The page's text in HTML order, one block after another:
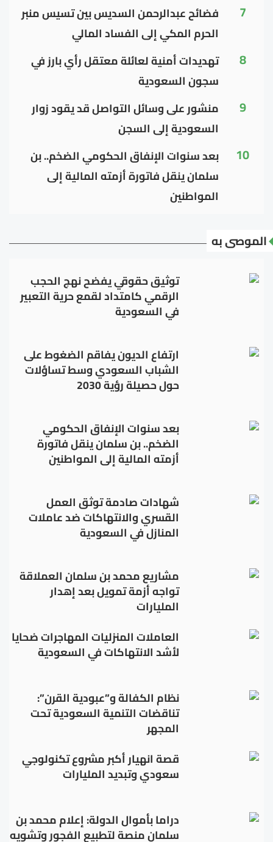
7
فضائح عبدالرحمن السديس بين تسيس منبر
الحرم المكي إلى الفساد المالي
8
تهديدات أمنية لعائلة معتقل رأي بارز في
سجون السعودية
9
منشور على وسائل التواصل قد يقود زوار
السعودية إلى السجن
10
بعد سنوات الإنفاق الحكومي الضخم.. بن
سلمان ينقل فاتورة أزمته المالية إلى
المواطنين
الموصى به
توثيق حقوقي يفضح نهج الحجب
الرقمي كامتداد لقمع حرية التعبير
في السعودية
ارتفاع الديون يفاقم الضغوط على
الشباب السعودي وسط تساؤلات
حول حصيلة رؤية 2030
بعد سنوات الإنفاق الحكومي
الضخم.. بن سلمان ينقل فاتورة
أزمته المالية إلى المواطنين
شهادات صادمة توثق العمل
القسري والانتهاكات ضد عاملات
المنازل في السعودية
مشاريع محمد بن سلمان العملاقة
تواجه أزمة تمويل بعد إهدار
المليارات
العاملات المنزليات المهاجرات ضحايا
لأشد الانتهاكات في السعودية
نظام الكفالة و”عبودية القرن”:
تناقضات التنمية السعودية تحت
المجهر
قصة انهيار أكبر مشروع تكنولوجي
سعودي وتبديد المليارات
دراما بأموال الدولة: إعلام محمد بن
سلمان منصة لتطبيع الفجور وتشويه